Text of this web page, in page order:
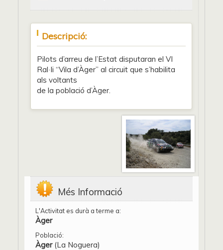
Descripció:
Pilots d’arreu de l’Estat disputaran el VI
Ral·li “Vila d’Àger” al circuit que s’habilita
als voltants
de la població d’Àger.
Més Informació
L'Activitat es durà a terme a:
Àger
Població:
Àger(La Noguera)